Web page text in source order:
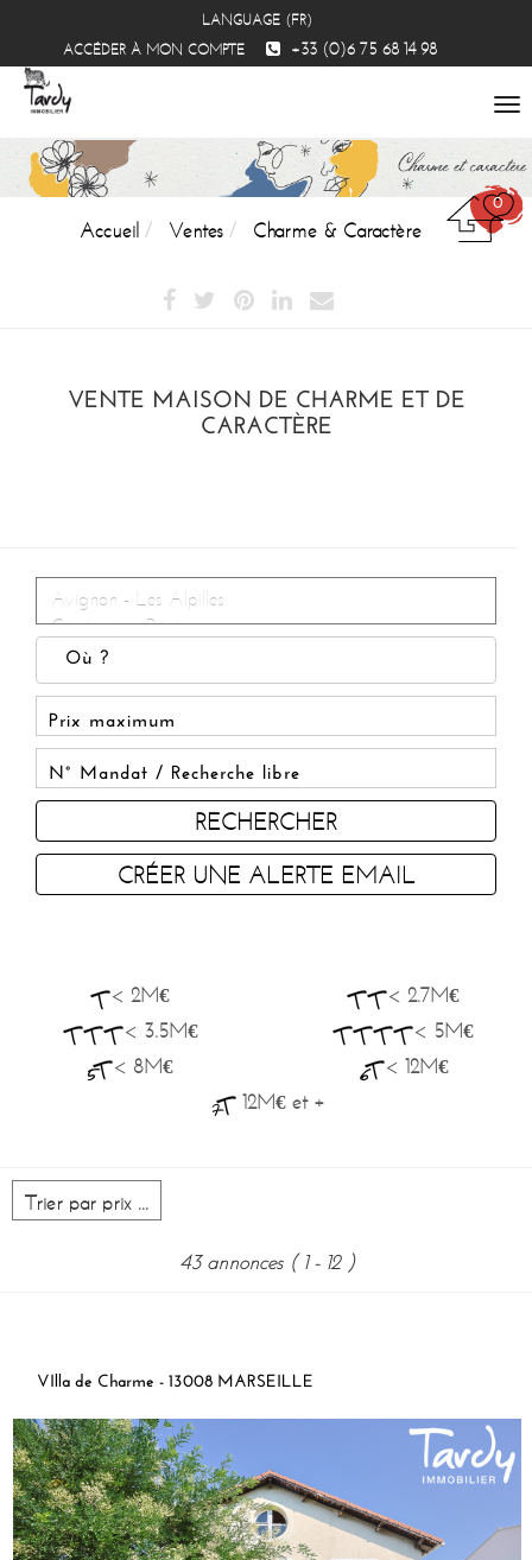
0
LANGUAGE (FR)
ACCÉDER À MON COMPTE
+33 (0)6 75 68 14 98
Accueil Ventes Charme & Caractère
VENTE MAISON DE CHARME ET DE
CARACTÈRE
RECHERCHER
CRÉER UNE ALERTE EMAIL
< 2M€
< 2.7M€
< 3.5M€
< 5M€
< 8M€
< 12M€
12M€ et +
43 annonces ( 1 - 12 )
VIlla de Charme - 13008 MARSEILLE